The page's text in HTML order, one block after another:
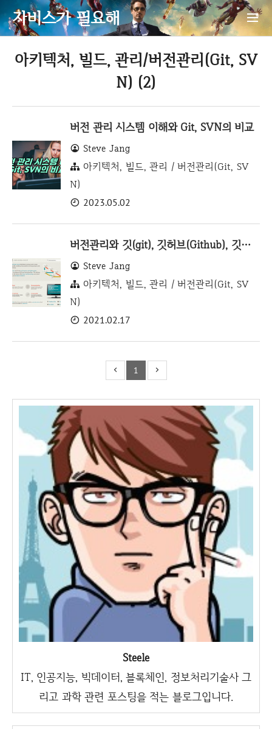
자비스가 필요해
아키텍처, 빌드, 관리/버전관리(Git, SV
N) (2)
버전 관리 시스템 이해와 Git, SVN의 비교
Steve Jang
아키텍처, 빌드, 관리 / 버전관리(Git, SV
N)
2023.05.02
버전관리와 깃(git), 깃허브(Github), 깃랩(Gitlab)
Steve Jang
아키텍처, 빌드, 관리 / 버전관리(Git, SV
N)
2021.02.17
1
Steele
IT, 인공지능, 빅데이터, 블록체인, 정보처리기술사 그
리고 과학 관련 포스팅을 적는 블로그입니다.